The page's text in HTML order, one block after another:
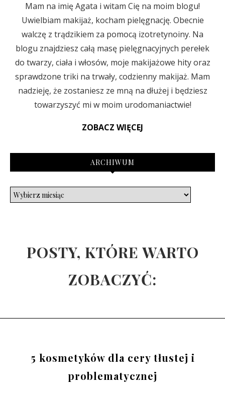
Mam na imię Agata i witam Cię na moim blogu!
Uwielbiam makijaż, kocham pielęgnację. Obecnie
walczę z trądzikiem za pomocą izotretynoiny. Na
blogu znajdziesz całą masę pielęgnacyjnych perełek
do twarzy, ciała i włosów, moje makijażowe hity oraz
sprawdzone triki na trwały, codzienny makijaż. Mam
nadzieję, że zostaniesz ze mną na dłużej i będziesz
towarzyszyć mi w moim urodomaniactwie!
ZOBACZ WIĘCEJ
ARCHIWUM
POSTY, KTÓRE WARTO
ZOBACZYĆ:
5 kosmetyków dla cery tłustej i
problematycznej